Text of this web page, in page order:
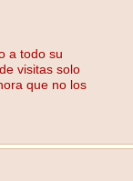
a todo su
visitas solo
que no los